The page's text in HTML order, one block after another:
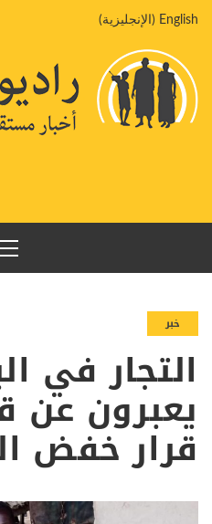
إلىEnglish
( الإنجليزية)
خبر
التجار في
يعبرون
قرار خفض